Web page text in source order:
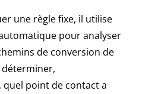
une règle fixe, il utilise
pour analyser
de conversion de
point de contact a